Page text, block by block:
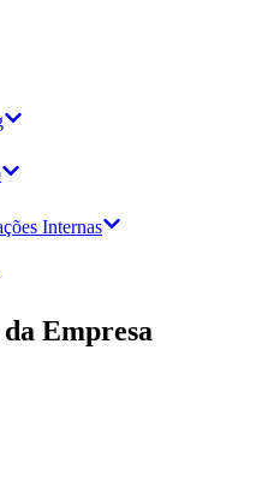
Internas
Empresa